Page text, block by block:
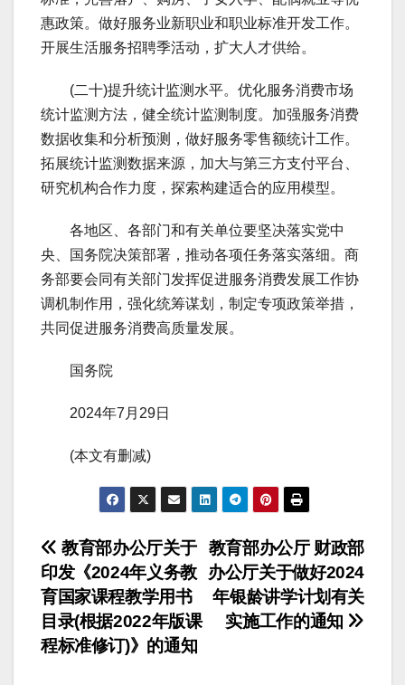
惠政策。做好服务业新职业和职业标准开发工作。
开展生活服务招聘季活动，扩大人才供给。
(二十)提升统计监测水平。优化服务消费市场
统计监测方法，健全统计监测制度。加强服务消费
数据收集和分析预测，做好服务零售额统计工作。
拓展统计监测数据来源，加大与第三方支付平台、
研究机构合作力度，探索构建适合的应用模型。
各地区、各部门和有关单位要坚决落实党中
央、国务院决策部署，推动各项任务落实落细。商
务部要会同有关部门发挥促进服务消费发展工作协
调机制作用，强化统筹谋划，制定专项政策举措，
共同促进服务消费高质量发展。
国务院
2024年7月29日
(本文有删减)
文
章
导
航
教育部办公厅 财政部
办公厅关于做好2024
年银龄讲学计划有关
实施工作的通知
教育部办公厅关于
印发《2024年义务教
育国家课程教学用书
目录(根据2022年版课
程标准修订)》的通知